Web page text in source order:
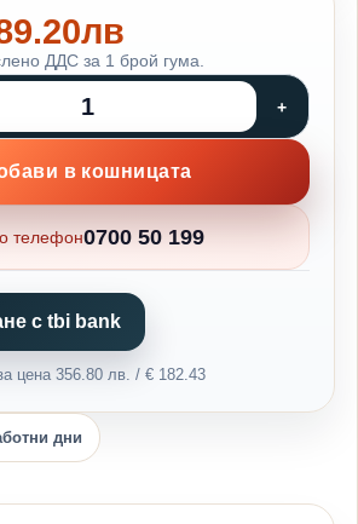
ДДС за 1 брой гума.
в кошницата
телефон0700 50 199
с tbi bank
цена 356.80 лв. / € 182.43
дни